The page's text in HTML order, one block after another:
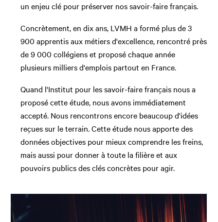
un enjeu clé pour préserver nos savoir-faire français.
Concrètement, en dix ans, LVMH a formé plus de 3
900 apprentis aux métiers d'excellence, rencontré près
de 9 000 collégiens et proposé chaque année
plusieurs milliers d'emplois partout en France.
Quand l'Institut pour les savoir-faire français nous a
proposé cette étude, nous avons immédiatement
accepté. Nous rencontrons encore beaucoup d'idées
reçues sur le terrain. Cette étude nous apporte des
données objectives pour mieux comprendre les freins,
mais aussi pour donner à toute la filière et aux
pouvoirs publics des clés concrètes pour agir.